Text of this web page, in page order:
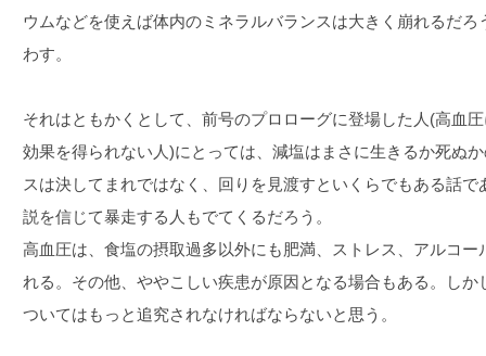
ウムなどを使えば体内のミネラルバランスは大きく崩れるだ
わす。
それはともかくとして、前号のプロローグに登場した人(高血
効果を得られない人)にとっては、減塩はまさに生きるか死ぬ
スは決してまれではなく、回りを見渡すといくらでもある話
説を信じて暴走する人もでてくるだろう。
高血圧は、食塩の摂取過多以外にも肥満、ストレス、アルコ
れる。その他、ややこしい疾患が原因となる場合もある。し
ついてはもっと追究されなければならないと思う。